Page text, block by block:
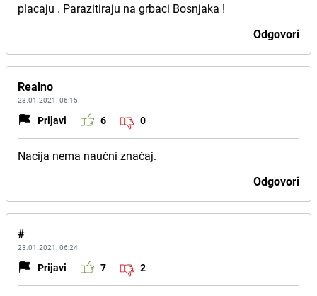
placaju . Parazitiraju na grbaci Bosnjaka !
Odgovori
Realno
23.01.2021. 06:15
Prijavi 6 0
Nacija nema naučni značaj.
Odgovori
#
23.01.2021. 06:24
Prijavi 7 2